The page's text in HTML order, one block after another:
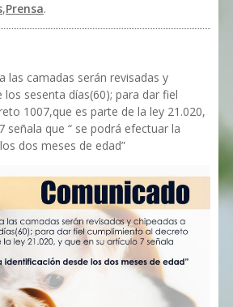
,Prensa.
las camadas serán revisadas y
los sesenta días(60); para dar fiel
1007,que es parte de la ley 21.020,
señala que “ se podrá efectuar la
dos meses de edad”